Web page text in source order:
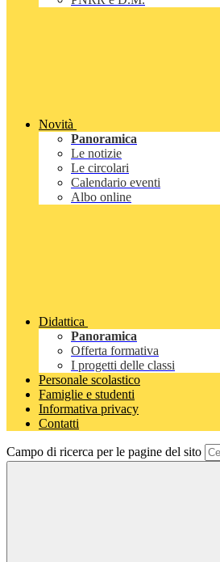
Novità
Panoramica
Le notizie
Le circolari
Calendario eventi
Albo online
Didattica
Panoramica
Offerta formativa
I progetti delle classi
Personale scolastico
Famiglie e studenti
Informativa privacy
Contatti
Campo di ricerca per le pagine del sito